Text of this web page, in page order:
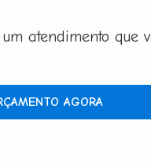
atendimento que
AGORA